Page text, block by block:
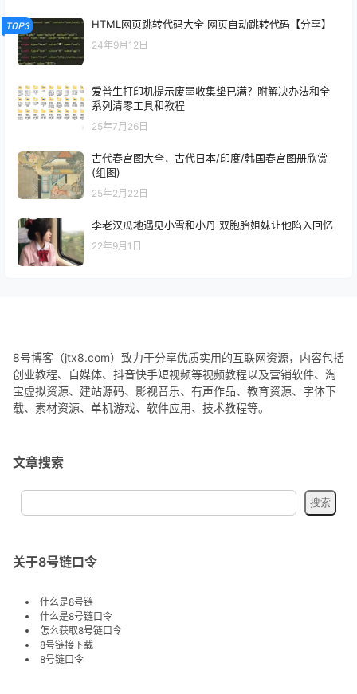
TOP3 HTML网页跳转代码大全 网页自动跳转代码【分享】
24年9月12日
爱普生打印机提示废墨收集垫已满？附解决办法和全
系列清零工具和教程
25年7月26日
古代春宫图大全，古代日本/印度/韩国春宫图册欣赏
(组图)
25年2月22日
李老汉瓜地遇见小雪和小丹 双胞胎姐妹让他陷入回忆
22年9月1日
8号博客（jtx8.com）致力于分享优质实用的互联网资源，内容包括
创业教程、自媒体、抖音快手短视频等视频教程以及营销软件、淘
宝虚拟资源、建站源码、影视音乐、有声作品、教育资源、字体下
载、素材资源、单机游戏、软件应用、技术教程等。
文章搜索
关于8号链口令
什么是8号链
什么是8号链口令
怎么获取8号链口令
8号链接下载
8号链口令